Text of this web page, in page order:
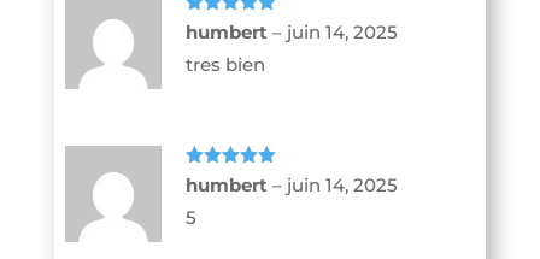
Note5sur
5humbert – juin 14, 2025
tres bien
Note5sur
5humbert – juin 14, 2025
5